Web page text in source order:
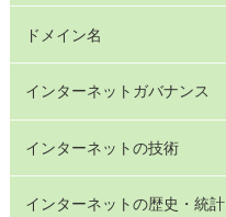
ドメイン名
インターネットガバナンス
インターネットの技術
インターネットの歴史・統計